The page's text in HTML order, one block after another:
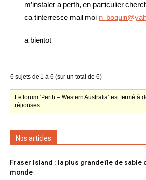
m’instaler a perth, en particulier
ca tinterresse mail moi
a bientot
6 sujets de 1 à 6 (sur un total de 6)
Le forum ‘Perth – Western Australia’ est fermé à
réponses.
Nos articles
Fraser Island : la plus grande île de sable
monde